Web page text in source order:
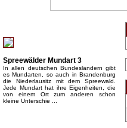
Spreewälder Mundart 3
In allen deutschen Bundesländern gibt
es Mundarten, so auch in Brandenburg
die Niederlausitz mit dem Spreewald.
Jede Mundart hat ihre Eigenheiten, die
von einem Ort zum anderen schon
kleine Unterschie ...